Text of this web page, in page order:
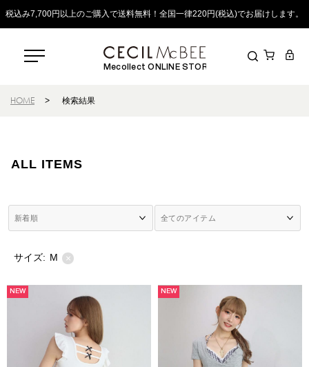
税込み7,700円以上のご購入で送料無料！全国一律220円(税込)でお届けします。
Mecollect ONLINE STORE
HOME > 検索結果
ALL ITEMS
サイズ: M ×
NEW NEW